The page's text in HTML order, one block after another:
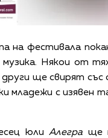
на фестивала
музика. Някои от
ще свирят
младежи с
юлиАлегра ще